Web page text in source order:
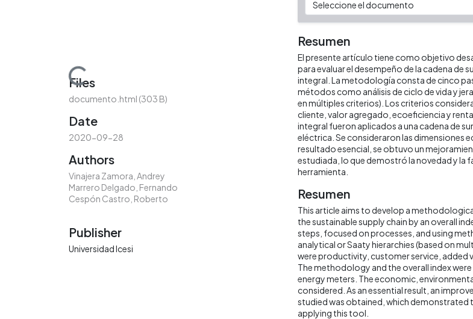
Loading...
Files
documento.html (303 B)
Date
2020-09-28
Authors
Vinajera Zamora, Andrey
Marrero Delgado, Fernando
Cespón Castro, Roberto
Publisher
Universidad Icesi
Resumen
El presente artículo tiene como objetivo
para evaluar el desempeño de la cadena de
integral. La metodología consta de cinco
métodos como análisis de ciclo de vida y
en múltiples criterios). Los criterios
cliente, valor agregado, ecoeficiencia y
integral fueron aplicados a una cadena de
eléctrica. Se consideraron las dimensiones
resultado esencial, se obtuvo un
estudiada, lo que demostró la novedad y la
herramienta.
Resumen
This article aims to develop a
the sustainable supply chain by an overall
steps, focused on processes, and using
analytical or Saaty hierarchies (based on
were productivity, customer service, added
The methodology and the overall index
energy meters. The economic,
considered. As an essential result, an
studied was obtained, which demonstrated
applying this tool.